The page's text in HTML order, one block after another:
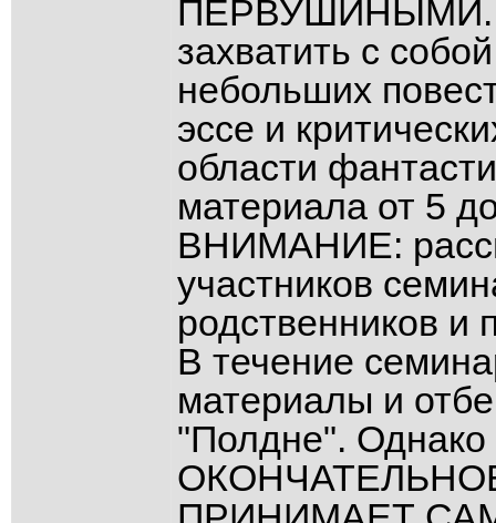
ПЕРВУШИНЫМИ.
захватить с
небольших
эссе и
области
материала от 5
ВНИМАНИЕ:
участников
родственников и
В течение
материалы и
"Полдне". Однако